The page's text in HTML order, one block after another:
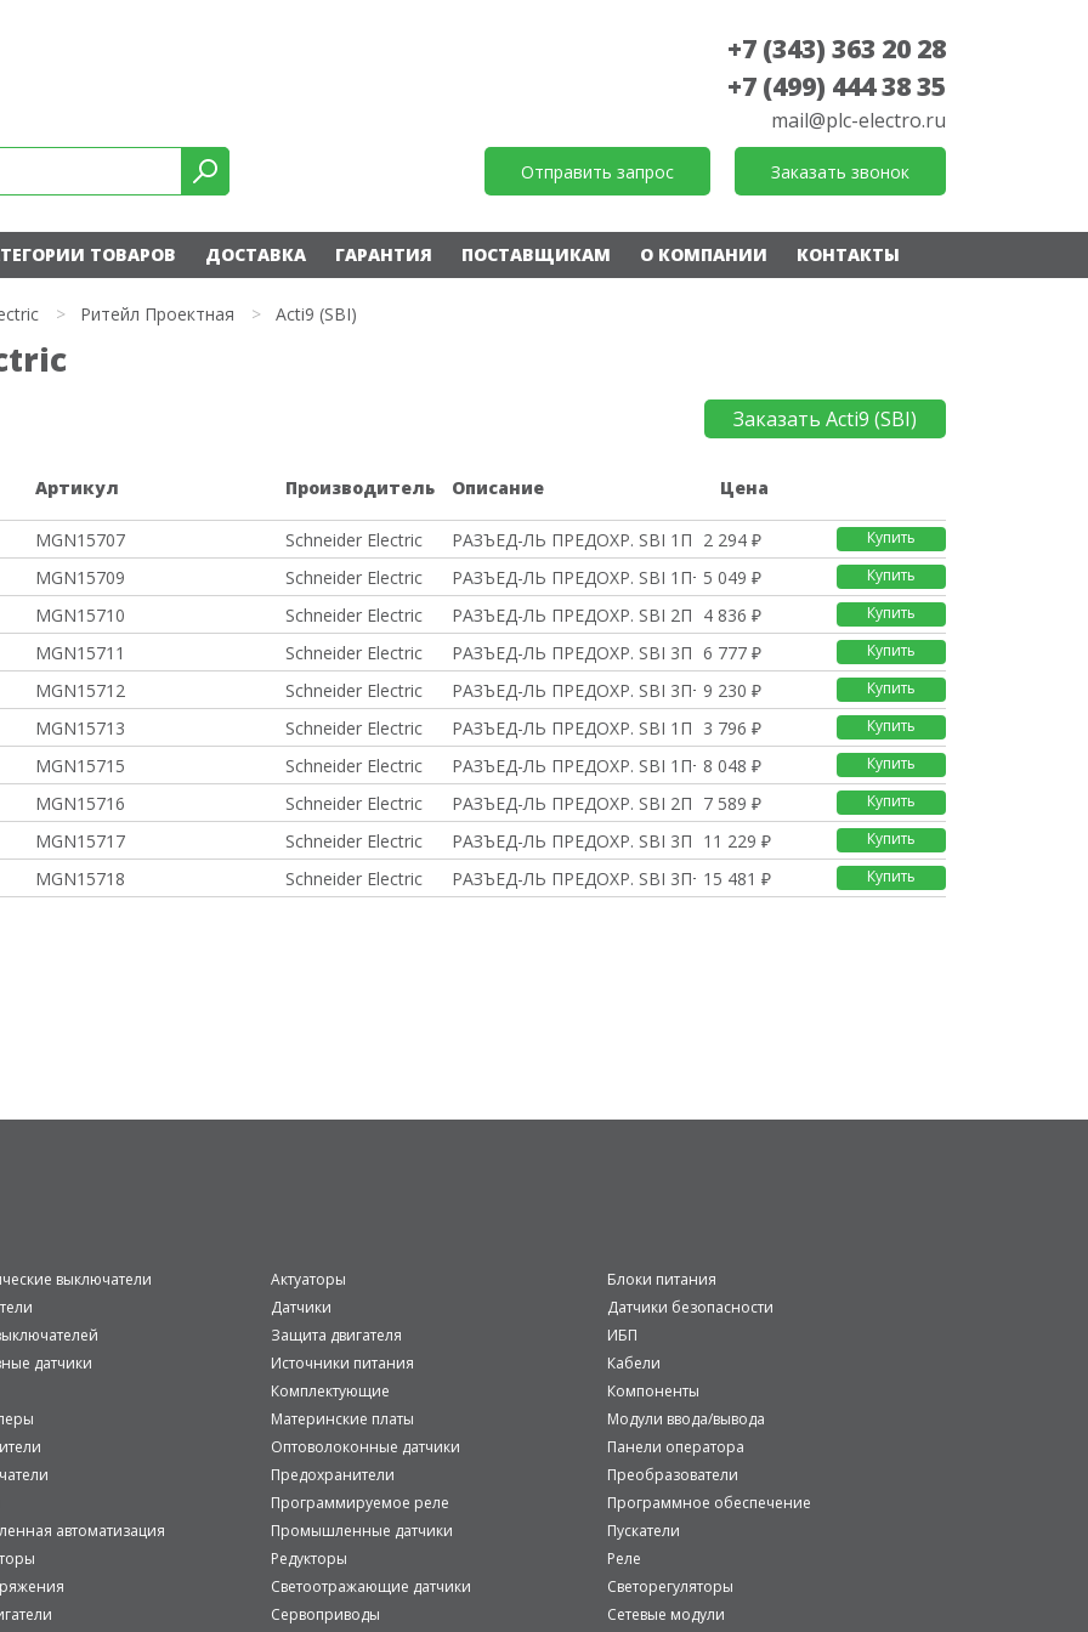
+7 (343) 363 20 28
+7 (499) 444 38 35
mail@plc-electro.ru
Отправить запрос Заказать звонок
ТОВАРОВ ДОСТАВКА ГАРАНТИЯ ПОСТАВЩИКАМ О КОМПАНИИ КОНТАКТЫ
> Ритейл Проектная > Acti9 (SBI)
Заказать Acti9 (SBI)
Артикул Производитель Описание Цена
MGN15707 Schneider Electric РАЗЪЕД-ЛЬ ПРЕДОХР. SBI 1П 14X5
2 294 ₽ Купить
MGN15709 Schneider Electric РАЗЪЕД-ЛЬ ПРЕДОХР. SBI 1П+Н 14
5 049 ₽ Купить
MGN15710 Schneider Electric РАЗЪЕД-ЛЬ ПРЕДОХР. SBI 2П 14X5
4 836 ₽ Купить
MGN15711 Schneider Electric РАЗЪЕД-ЛЬ ПРЕДОХР. SBI 3П 14X5
6 777 ₽ Купить
MGN15712 Schneider Electric РАЗЪЕД-ЛЬ ПРЕДОХР. SBI 3П+Н 14
9 230 ₽ Купить
MGN15713 Schneider Electric РАЗЪЕД-ЛЬ ПРЕДОХР. SBI 1П 22X5
3 796 ₽ Купить
MGN15715 Schneider Electric РАЗЪЕД-ЛЬ ПРЕДОХР. SBI 1П+Н 22
8 048 ₽ Купить
MGN15716 Schneider Electric РАЗЪЕД-ЛЬ ПРЕДОХР. SBI 2П 22X5
7 589 ₽ Купить
MGN15717 Schneider Electric РАЗЪЕД-ЛЬ ПРЕДОХР. SBI 3П 22X511 229 ₽ Купить
MGN15718 Schneider Electric РАЗЪЕД-ЛЬ ПРЕДОХР. SBI 3П+Н 22
15 481 ₽ Купить
выключатели Актуаторы
Блоки питания
Датчики
Датчики безопасности
Защита двигателя
ИБП
датчики Источники питания
Кабели
Комплектующие
Компоненты
Материнские платы
Модули ввода/вывода
Оптоволоконные датчики
Панели оператора
Предохранители
Преобразователи
Программируемое реле
Программное обеспечение
автоматизация Промышленные датчики
Пускатели
Редукторы
Реле
Светоотражающие датчики
Светорегуляторы
Сервоприводы Сетевые модули